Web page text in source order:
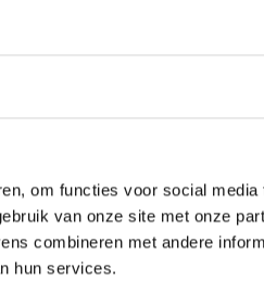
om functies voor social media
van onze site met onze
combineren met andere
hun services.
-
Stuk